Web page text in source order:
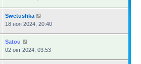
Swetushka
18 ноя 2024, 20:40
Satou
02 окт 2024, 03:53